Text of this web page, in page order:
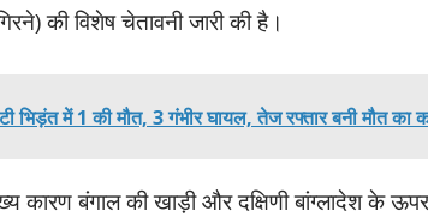
की विशेष चेतावनी जारी की है।
भिड़ंत में 1 की मौत, 3 गंभीर घायल, तेज रफ्तार बनी मौत का
कारण बंगाल की खाड़ी और दक्षिणी बांग्लादेश के